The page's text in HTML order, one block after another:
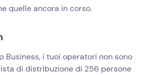
quelle ancora in corso.
Business, i tuoi operatori non sono
di distribuzione di 256 persone